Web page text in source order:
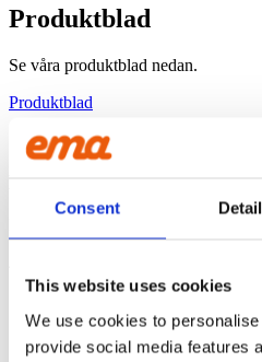
Consent
This website uses cookies
We use cookies to
provide social media features
Produktblad
Se våra produktblad nedan.
Produktblad
Sveriges kanske största
SNABBT VÄXANDE